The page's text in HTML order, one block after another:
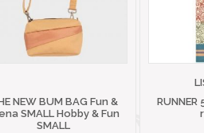
NEW BUM BAG Fun &
SMALL Hobby & Fun
SMALL
RUNNER